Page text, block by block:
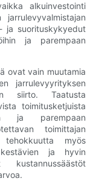
alkuinvestointi
ja suorituskykyedut
ja parempaan
ovat vain muutamia
jarrulevyyrityksen
siirto. Taatusta
toimitusketjuista
ja parempaan
toimittajan
myös
ja hyvin